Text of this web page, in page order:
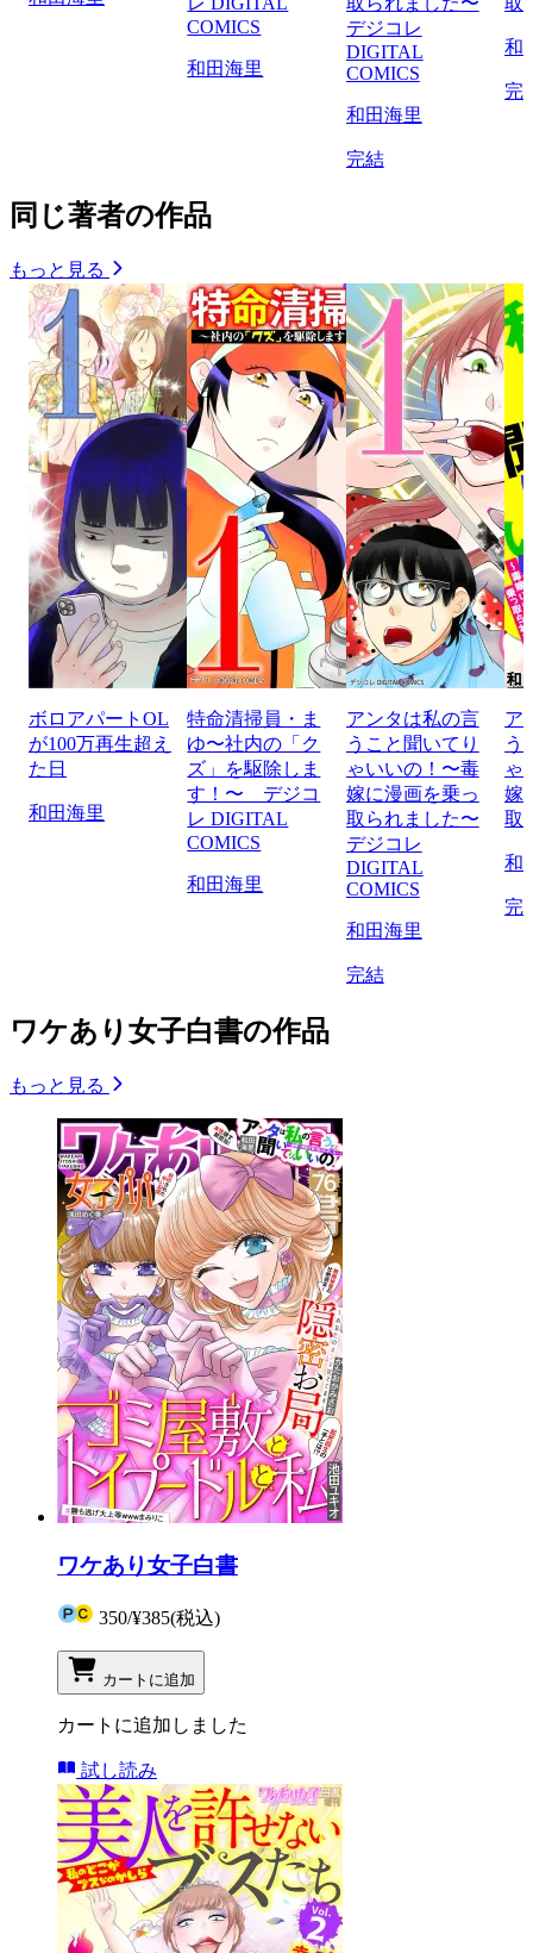
COMICS
和田海里
デジコレ
DIGITAL
COMICS
和田海里
完結
和
完
同じ著者の作品
もっと見る
ボロアパートOL
が100万再生超え
た日
和田海里
特命清掃員・ま
ゆ〜社内の「ク
ズ」を駆除しま
す！〜 デジコ
レ DIGITAL
COMICS
和田海里
アンタは私の言
うこと聞いてり
ゃいいの！〜毒
嫁に漫画を乗っ
取られました〜
デジコレ
DIGITAL
COMICS
和田海里
完結
ア
う
ゃ
嫁
取
和
完
ワケあり女子白書の作品
もっと見る
ワケあり女子白書
350/¥385(税込)
カートに追加
カートに追加しました
試し読み